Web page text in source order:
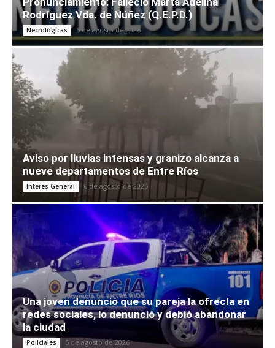
Rodríguez Vda. de Núñez (Q.E.P.D.)
Necrológicas 6 de agosto de 2026
Aviso por lluvias intensas y granizo alcanza a
nueve departamentos de Entre Ríos
Interés General 6 de agosto de 2026
Una joven denunció que su pareja la ofrecía en
redes sociales, lo denunció y debió abandonar
la ciudad
Policiales 5 de agosto de 2026